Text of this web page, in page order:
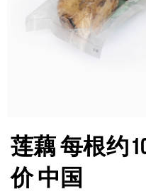
莲藕 每根约
价 中国